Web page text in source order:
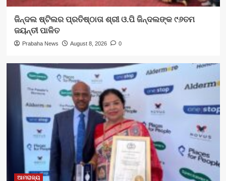
ଜିନ୍ଦଲ ଷ୍ଟିଲର ପ୍ରତିଷ୍ଠାତା ଶ୍ରୀ ଓ.ପି ଜିନ୍ଦଲଙ୍କ ୯୬ତମ
ଜୟନ୍ତୀ ପାଳିତ
Prabaha News August 8, 2026 0
ଆମରାଜ୍ୟ